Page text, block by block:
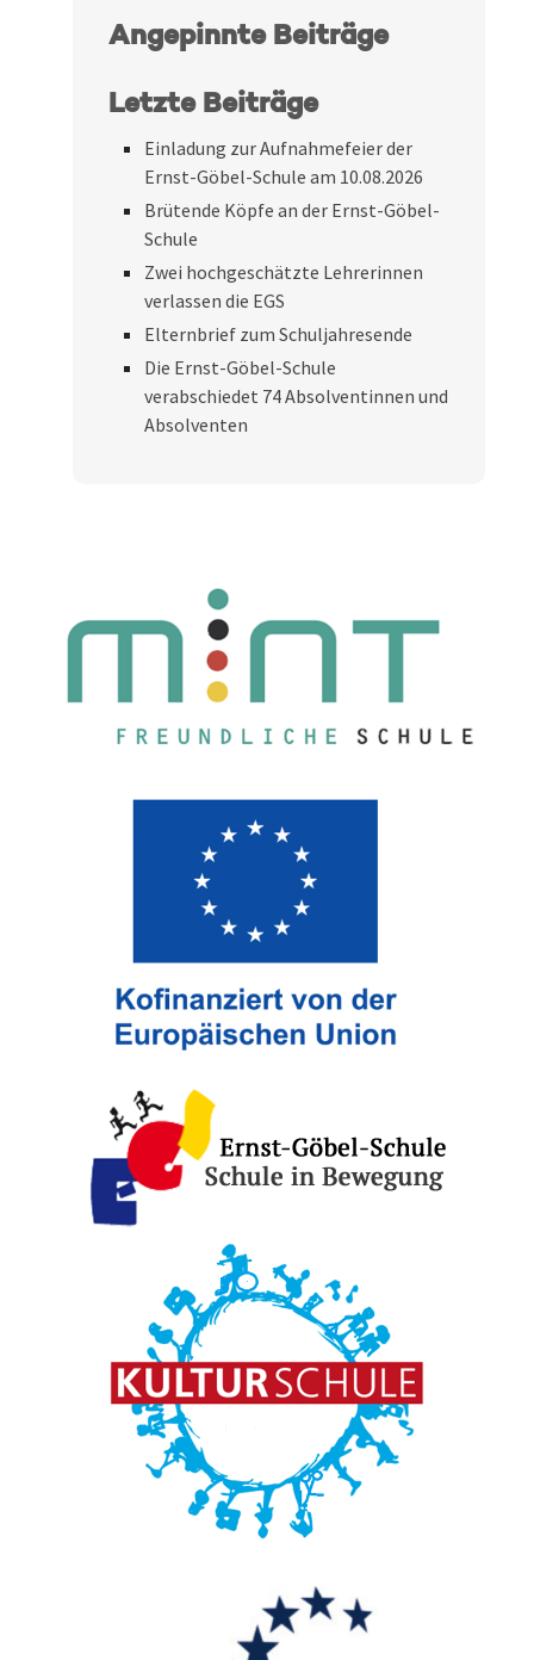
Angepinnte Beiträge
Letzte Beiträge
Einladung zur Aufnahmefeier der
Ernst-Göbel-Schule am 10.08.2026
Brütende Köpfe an der Ernst-Göbel-
Schule
Zwei hochgeschätzte Lehrerinnen
verlassen die EGS
Elternbrief zum Schuljahresende
Die Ernst-Göbel-Schule
verabschiedet 74 Absolventinnen und
Absolventen